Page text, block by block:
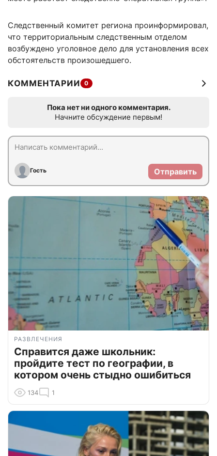
Следственный комитет региона проинформировал,
что территориальным следственным отделом
возбуждено уголовное дело для установления всех
обстоятельств произошедшего.
КОММЕНТАРИИ 0
Пока нет ни одного комментария.
Начните обсуждение первым!
Гость Отправить
РАЗВЛЕЧЕНИЯ
Справится даже школьник:
пройдите тест по географии, в
котором очень стыдно ошибиться
134 1